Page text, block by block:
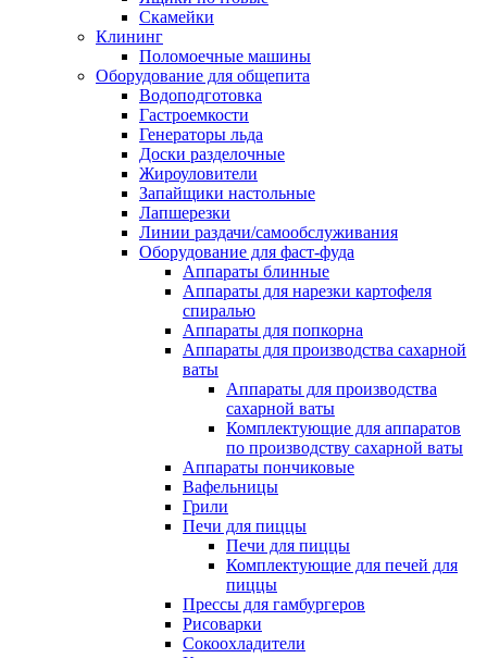
Скамейки
Клининг
Поломоечные машины
Оборудование для общепита
Водоподготовка
Гастроемкости
Генераторы льда
Доски разделочные
Жироуловители
Запайщики настольные
Лапшерезки
Линии раздачи/самообслуживания
Оборудование для фаст-фуда
Аппараты блинные
Аппараты для нарезки картофеля
спиралью
Аппараты для попкорна
Аппараты для производства сахарной
ваты
Аппараты для производства
сахарной ваты
Комплектующие для аппаратов
по производству сахарной ваты
Аппараты пончиковые
Вафельницы
Грили
Печи для пиццы
Печи для пиццы
Комплектующие для печей для
пиццы
Прессы для гамбургеров
Рисоварки
Сокоохладители